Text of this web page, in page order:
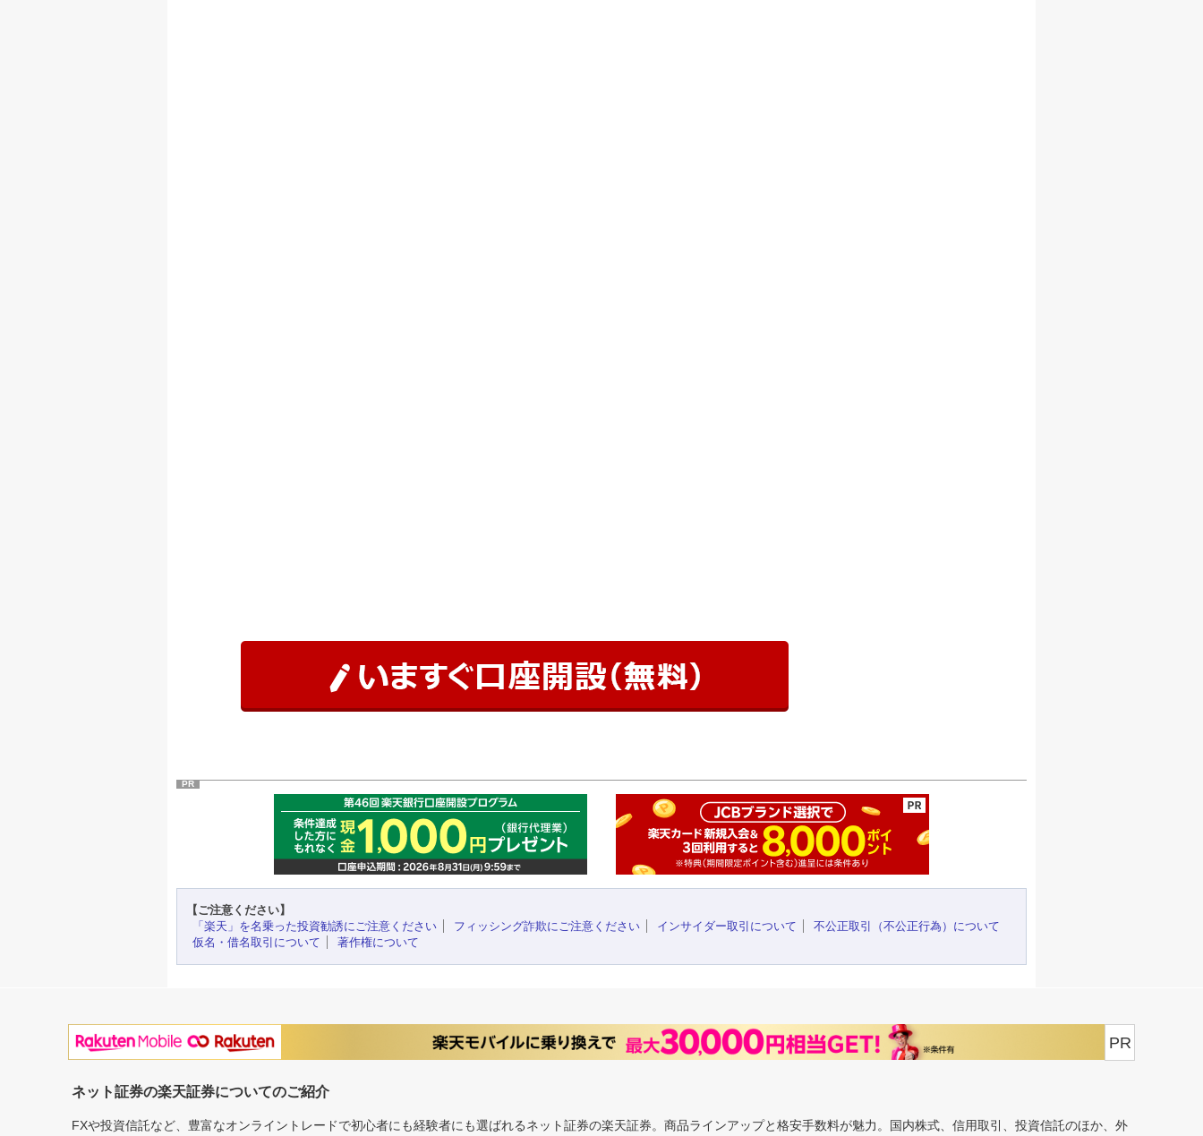
PR
【ご注意ください】
「楽天」を名乗った投資勧誘にご注意ください
フィッシング詐欺にご注意ください インサイダー取引について
不公正取引（不公正行為）について
仮名・借名取引について
著作権について
PR
ネット証券の楽天証券についてのご紹介
FXや投資信託など、豊富なオンライントレードで初心者にも経験者にも選ばれるネット証券の楽天証券。商品ラインアップと格安手数料が魅力。国内株式、信用取引、投資信託のほか、外